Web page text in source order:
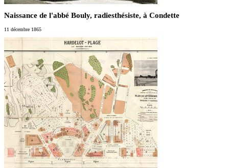
Naissance de l'abbé Bouly, radiesthésiste, à Condette
11 décembre 1865